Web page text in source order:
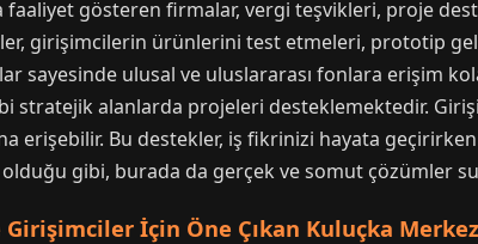
faaliyet gösteren firmalar, vergi teşvikleri, proje
girişimcilerin ürünlerini test etmeleri, prototip
sayesinde ulusal ve uluslararası fonlara erişim
stratejik alanlarda projeleri desteklemektedir.
erişebilir. Bu destekler, iş fikrinizi hayata
gibi, burada da gerçek ve somut çözümler
İçin Öne Çıkan Kuluçka